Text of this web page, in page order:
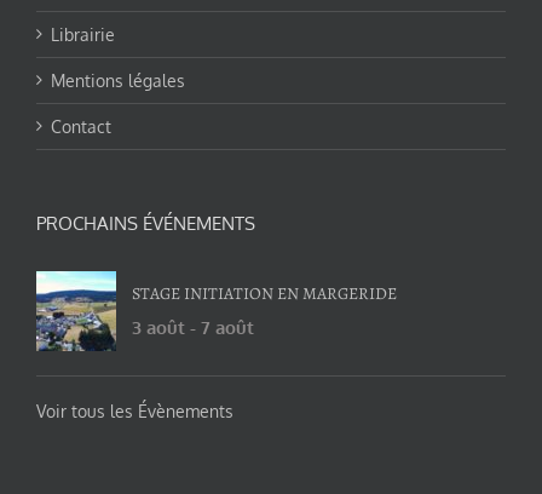
Librairie
Mentions légales
Contact
PROCHAINS ÉVÉNEMENTS
STAGE INITIATION EN MARGERIDE
3 août - 7 août
Voir tous les Évènements